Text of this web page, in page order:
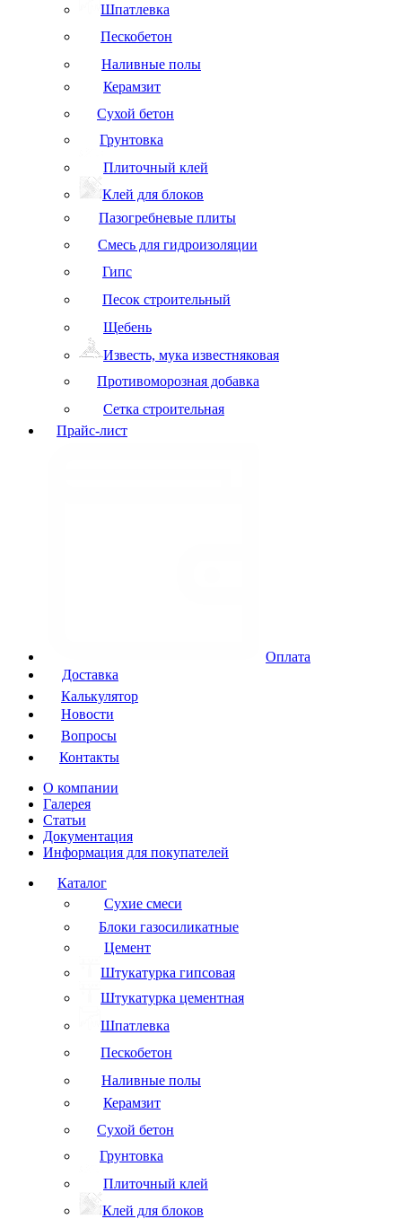
Шпатлевка
Пескобетон
Наливные полы
Керамзит
Сухой бетон
Грунтовка
Плиточный клей
Клей для блоков
Пазогребневые плиты
Смесь для гидроизоляции
Гипс
Песок строительный
Щебень
Известь, мука известняковая
Противоморозная добавка
Сетка строительная
Прайс-лист
Оплата
Доставка
Калькулятор
Новости
Вопросы
Контакты
О компании
Галерея
Статьи
Документация
Информация для покупателей
Каталог
Сухие смеси
Блоки газосиликатные
Цемент
Штукатурка гипсовая
Штукатурка цементная
Шпатлевка
Пескобетон
Наливные полы
Керамзит
Сухой бетон
Грунтовка
Плиточный клей
Клей для блоков